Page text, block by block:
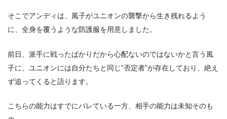
そこでアンディは、風子がユニオンの襲撃から生き残れるよう
に、全身を覆うような防護服を用意しました。
前日、派手に戦ったばかりだから心配ないのではないかと言う風
子に、ユニオンには自分たちと同じ”否定者”が存在しており、絶え
ず追ってくると語ります。
こちらの能力はすでにバレている一方、相手の能力は未知そのも